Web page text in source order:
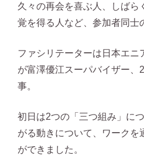
久々の再会を喜ぶ人、しばら
覚を得る人など、参加者同士
ファシリテーターは日本エニ
が富澤優江スーパバイザー、
事。
初日は2つの「三つ組み」に
がる動きについて、ワークを
ができました。